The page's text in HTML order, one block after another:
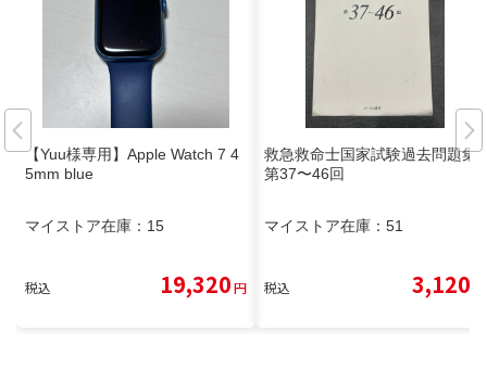
【Yuu様専用】Apple Watch 7 4
5mm blue
マイストア在庫： 15
税込 19,320円
救急救命士国家試験過去問題集
第37〜46回
マイストア在庫： 51
税込 3,120